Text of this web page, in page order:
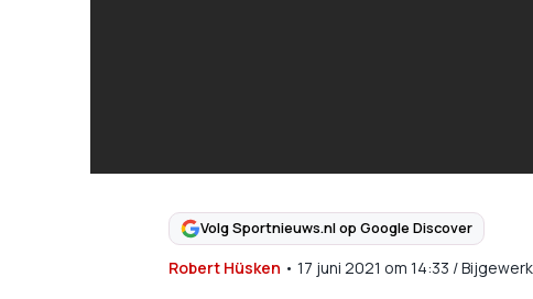
Volg Sportnieuws.nl op Google Discover
Robert Hüsken • 17 juni 2021 om 14:33 /